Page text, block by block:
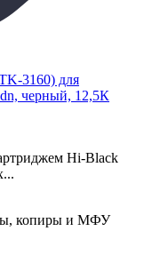
Hi-Black
копиры и МФУ